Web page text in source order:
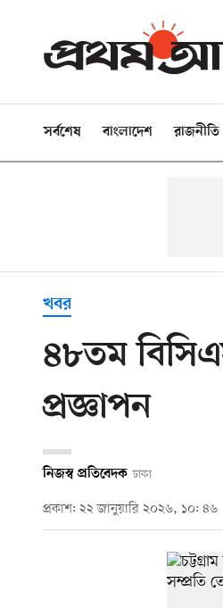
সর্বশেষ বাংলাদেশ রাজনীতি
খবর
৪৮তম
প্রজ্ঞাপন
নিজস্ব প্রতিবেদক ঢাকা
প্রকাশ: ২২ জানুয়ারি ২০২৬, ১০: ৪৬